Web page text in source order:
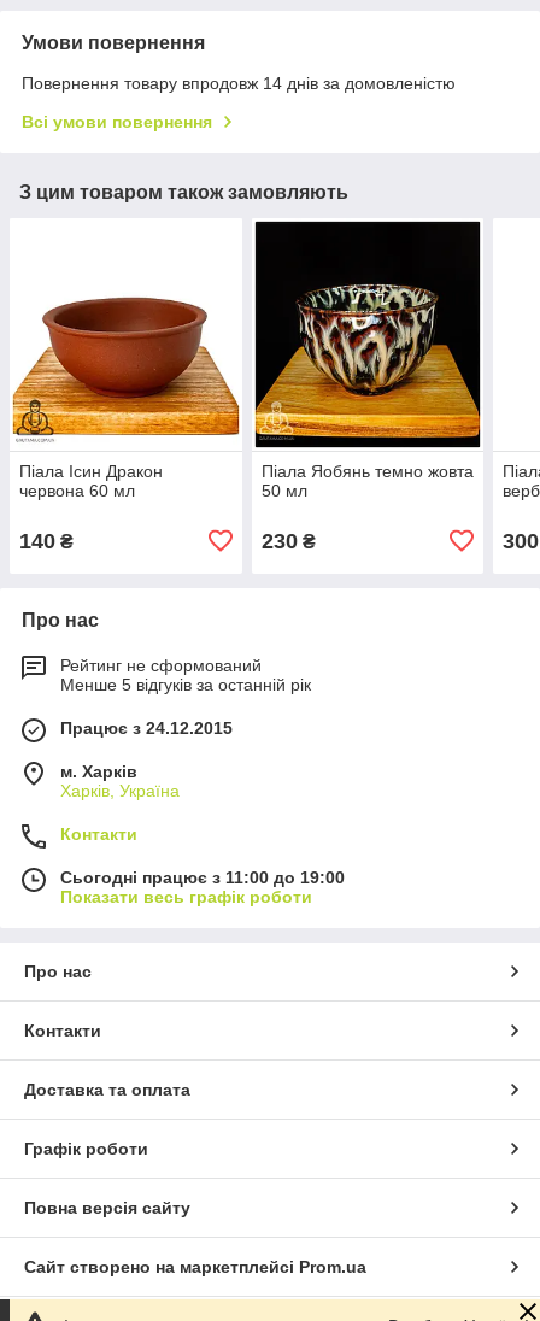
Умови повернення
Повернення товару впродовж 14 днів за домовленістю
Всі умови повернення
З цим товаром також замовляють
Піала Ісин Дракон
червона 60 мл
140 ₴
Піала Яобянь темно жовта
50 мл
230₴ 300
Про нас
Рейтинг не сформований
Менше 5 відгуків за останній рік
Працює з 24.12.2015
м. Харків
Харків, Україна
Контакти
Сьогодні працює з 11:00 до 19:00
Показати весь графік роботи
Про нас
Контакти
Доставка та оплата
Графік роботи
Повна версія сайту
Сайт створено на маркетплейсі Prom.ua